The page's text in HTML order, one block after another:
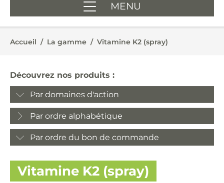
MENU
Accueil / La gamme / Vitamine K2 (spray)
Découvrez nos produits :
Par domaines d'action
Par ordre alphabétique
Par ordre du bon de commande
Vitamine K2 (spray)